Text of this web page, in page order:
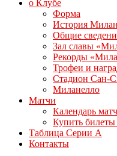
о Клубе
Форма
История
Общие
Зал славы
Рекорды
Трофеи и
Стадион Сан-
Миланелло
Матчи
Календарь
Купить
Таблица Серии А
Контакты